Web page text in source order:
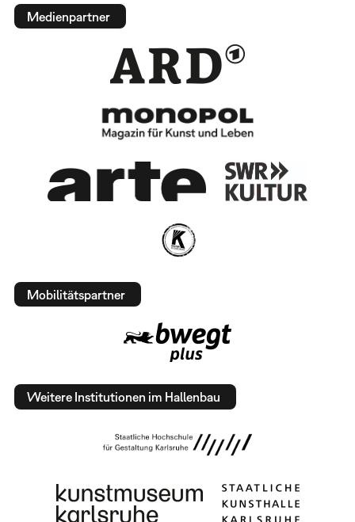
Medienpartner
Mobilitätspartner
Weitere Institutionen im Hallenbau